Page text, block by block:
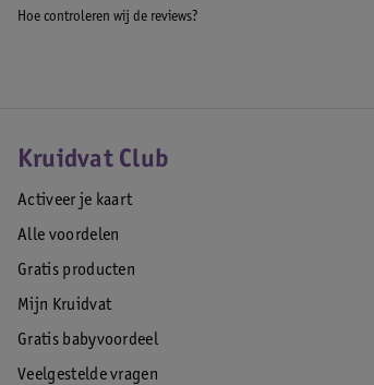
Hoe controleren wij de reviews?
Kruidvat Club
Activeer je kaart
Alle voordelen
Gratis producten
Mijn Kruidvat
Gratis babyvoordeel
Veelgestelde vragen